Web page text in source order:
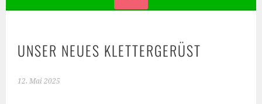
UNSER NEUES KLETTERGERÜST
12. Mai 2025